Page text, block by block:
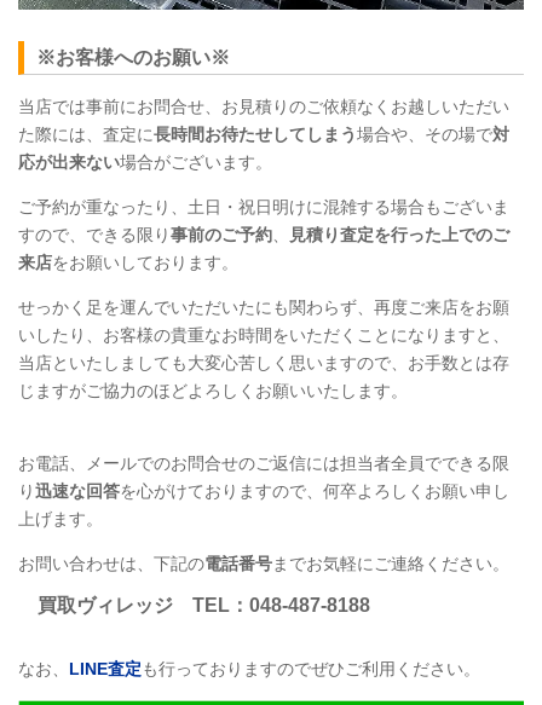
※お客様へのお願い※
当店では事前にお問合せ、お見積りのご依頼なくお越しいただい
た際には、査定に長時間お待たせしてしまう場合や、その場で対
応が出来ない場合がございます。
ご予約が重なったり、土日・祝日明けに混雑する場合もございま
すので、できる限り事前のご予約
見積り査定を行った上でのご
来店をお願いしております。
せっかく足を運んでいただいたにも関わらず、再度ご来店をお願
いしたり、お客様の貴重なお時間をいただくことになりますと、
当店といたしましても大変心苦しく思いますので、お手数とは存
じますがご協力のほどよろしくお願いいたします。
お電話、メールでのお問合せのご返信には担当者全員でできる限
り迅速な回答を心がけておりますので、何卒よろしくお願い申し
上げます。
お問い合わせは、下記の電話番号までお気軽にご連絡ください。
買取ヴィレッジ TEL ：048-487-8188
なお、 LINE査定も行っておりますのでぜひご利用ください。